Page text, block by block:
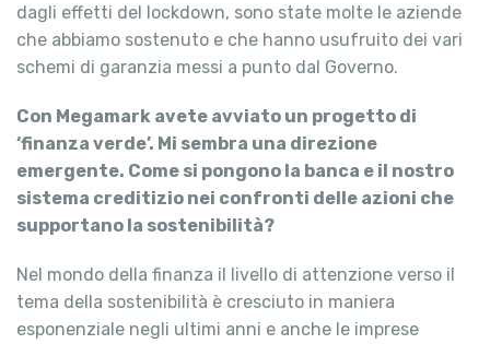
dagli effetti del lockdown, sono state molte le aziende
che abbiamo sostenuto e che hanno usufruito dei vari
schemi di garanzia messi a punto dal Governo.
Con Megamark avete avviato un progetto di
‘finanza verde’. Mi sembra una direzione
emergente. Come si pongono la banca e il nostro
sistema creditizio nei confronti delle azioni che
supportano la sostenibilità?
Nel mondo della finanza il livello di attenzione verso il
tema della sostenibilità è cresciuto in maniera
esponenziale negli ultimi anni e anche le imprese